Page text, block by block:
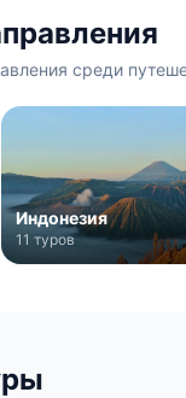
среди
Индонезия
11 туров